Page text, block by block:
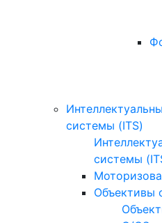
системы (ITS)
системы
Объективы